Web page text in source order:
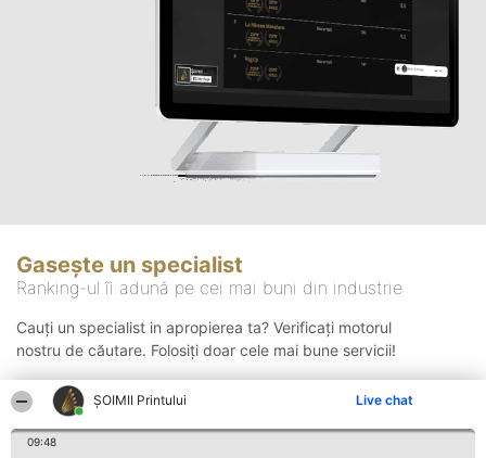
ŞOIMII Printului Live chat
09:48
Gasește un specialist
Ranking-ul îi adună pe cei mai buni din industrie
Cauți un specialist in apropierea ta? Verificați motorul
nostru de căutare. Folosiți doar cele mai bune servicii!